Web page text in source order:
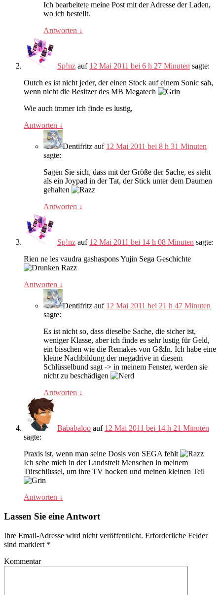
Ich bearbeitete meine Post mit der Adresse der Laden,
wo ich bestellt.
Antworten ↓
Sp!nz auf 12 Mai 2011 bei 6 h 27 Minuten sagte:
Outch es ist nicht jeder, der einen Stock auf einem Sonic sah,
wenn nicht die Besitzer des MB Megatech
Wie auch immer ich finde es lustig,
Antworten ↓
Dentifritz auf 12 Mai 2011 bei 8 h 31 Minuten
sagte:
Sagen Sie sich, dass mit der Größe der Sache, es steht
als ein Joypad in der Tat, der Stick unter dem Daumen
gehalten
Antworten ↓
Sp!nz auf 12 Mai 2011 bei 14 h 08 Minuten sagte:
Rien ne les vaudra gashaspons Yujin Sega Geschichte
Antworten ↓
Dentifritz auf 12 Mai 2011 bei 21 h 47 Minuten
sagte:
Es ist nicht so, dass dieselbe Sache, die sicher ist,
weniger Klasse, aber ich finde es sehr lustig für Geld,
ein bisschen wie die Remakes von G&In. Ich habe eine
kleine Nachbildung der megadrive in diesem
Schlüsselbund sagt -> in meinem Fenster, werden sie
nicht zu beschädigen
Antworten ↓
Bababaloo auf 12 Mai 2011 bei 14 h 21 Minuten
sagte:
Praxis ist, wenn man seine Dosis von SEGA fehlt
Ich sehe mich in der Landstreit Menschen in meinem
Türschlüssel, um ihre TV hocken und meinen kleinen Teil
Antworten ↓
Lassen Sie eine Antwort
Ihre Email-Adresse wird nicht veröffentlicht. Erforderliche Felder
sind markiert *
Kommentar